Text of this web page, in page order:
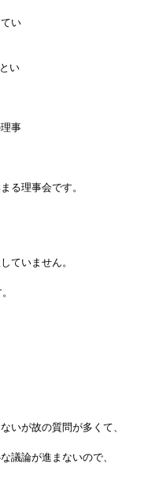
い
い
事
る理事会です。
ていません。
いが故の質問が多くて、
議論が進まないので、